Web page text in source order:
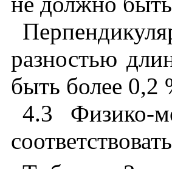
разностью
быть более 0,2
4.3 Физико-
соответствовать